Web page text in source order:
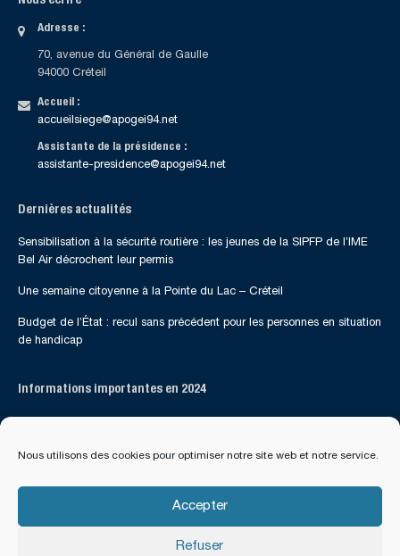
Nous utilisons des cookies pour optimiser notre site web et notre service.
Accepter
Refuser
Adresse :
70, avenue du Général de Gaulle
94000 Créteil
Accueil :
accueilsiege@apogei94.net
Assistante de la présidence :
assistante-presidence@apogei94.net
Dernières actualités
Sensibilisation à la sécurité routière : les jeunes de la SIPFP de l’IME
Bel Air décrochent leur permis
Une semaine citoyenne à la Pointe du Lac – Créteil
Budget de l’État : recul sans précédent pour les personnes en situation
de handicap
Informations importantes en 2024